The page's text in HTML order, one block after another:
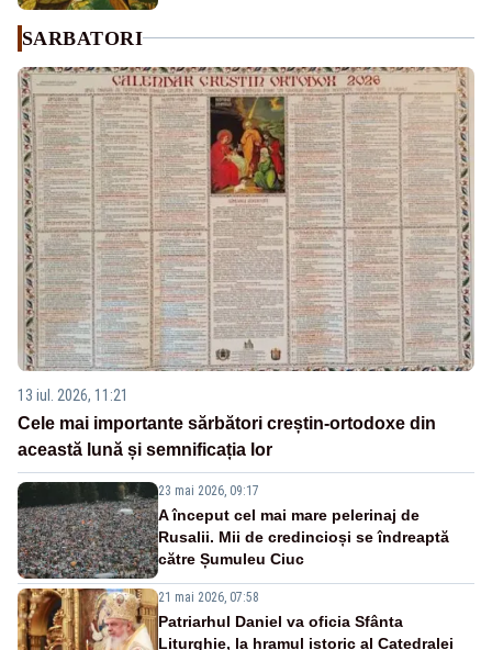
SARBATORI
13 iul. 2026, 11:21
Cele mai importante sărbători creștin-ortodoxe din
această lună și semnificația lor
23 mai 2026, 09:17
A început cel mai mare pelerinaj de
Rusalii. Mii de credincioși se îndreaptă
către Șumuleu Ciuc
21 mai 2026, 07:58
Patriarhul Daniel va oficia Sfânta
Liturghie, la hramul istoric al Catedralei